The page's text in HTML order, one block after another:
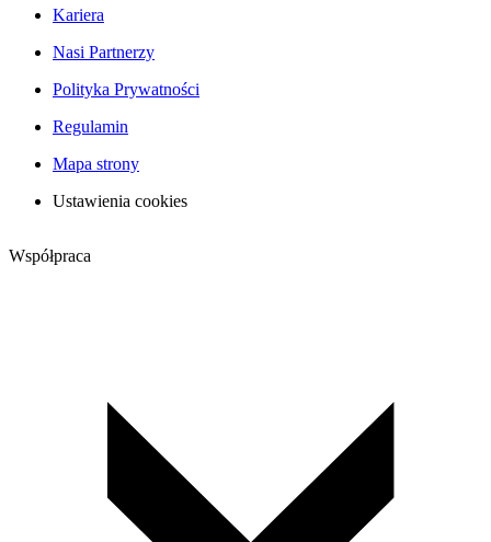
Kariera
Nasi Partnerzy
Polityka Prywatności
Regulamin
Mapa strony
Ustawienia cookies
Współpraca